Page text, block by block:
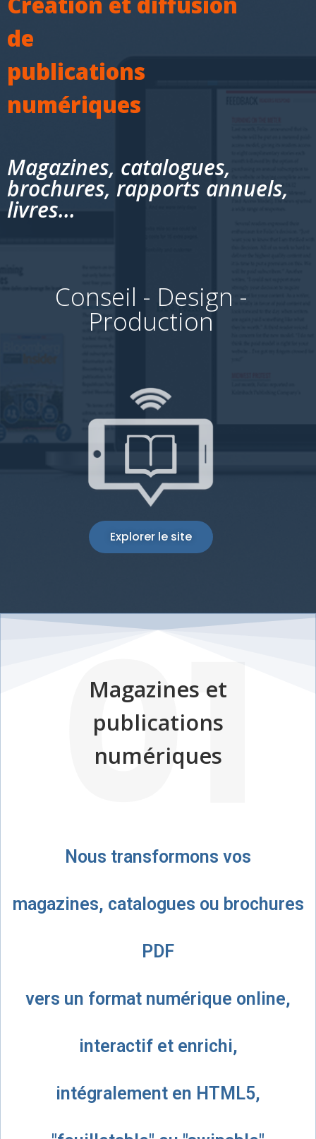
de
publications
numériques
Magazines, catalogues,
brochures, rapports annuels,
livres...
Conseil - Design -
Production
Explorer le site
01
Magazines et
publications
numériques
Nous transformons vos
magazines, catalogues ou brochures
PDF
vers un format numérique online,
interactif et enrichi,
intégralement en HTML5,